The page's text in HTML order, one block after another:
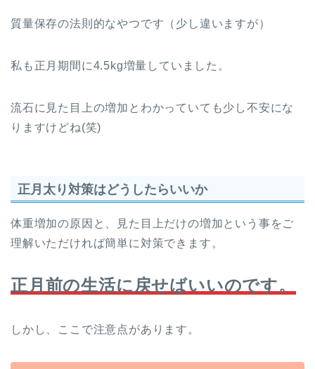
質量保存の法則的なやつです（少し違いますが）
私も正月期間に4.5kg増量していました。
流石に見た目上の増加とわかっていても少し不安にな
りますけどね(笑)
正月太り対策はどうしたらいいか
体重増加の原因と、見た目上だけの増加という事をご
理解いただければ簡単に対策できます。
正月前の生活に戻せばいいのです。
しかし、ここで注意点があります。